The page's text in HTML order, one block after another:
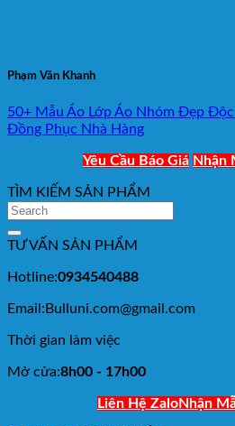
Phạm Văn Khanh
50+ Mẫu Áo Lớp Áo Nhóm Đẹp
Đồng Phục Nhà Hàng
Yêu Cầu Báo Giá Nhận
TÌM KIẾM SẢN PHẨM
TƯ VẤN SẢN PHẨM
Hotline:0934540488
Email:Bulluni.com@gmail.com
Thời gian làm việc
Mở cửa:8h00 - 17h00
Liên Hệ ZaloNhận